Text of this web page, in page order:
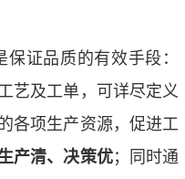
证品质的有效手段：
艺及工单，可详尽定义
各项生产资源，促进工
产清、决策优；同时通